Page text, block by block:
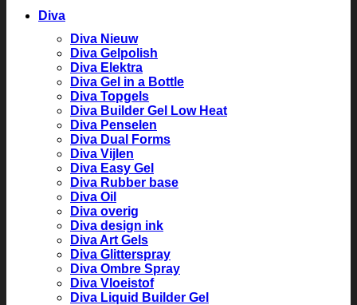
Diva
Diva Nieuw
Diva Gelpolish
Diva Elektra
Diva Gel in a Bottle
Diva Topgels
Diva Builder Gel Low Heat
Diva Penselen
Diva Dual Forms
Diva Vijlen
Diva Easy Gel
Diva Rubber base
Diva Oil
Diva overig
Diva design ink
Diva Art Gels
Diva Glitterspray
Diva Ombre Spray
Diva Vloeistof
Diva Liquid Builder Gel